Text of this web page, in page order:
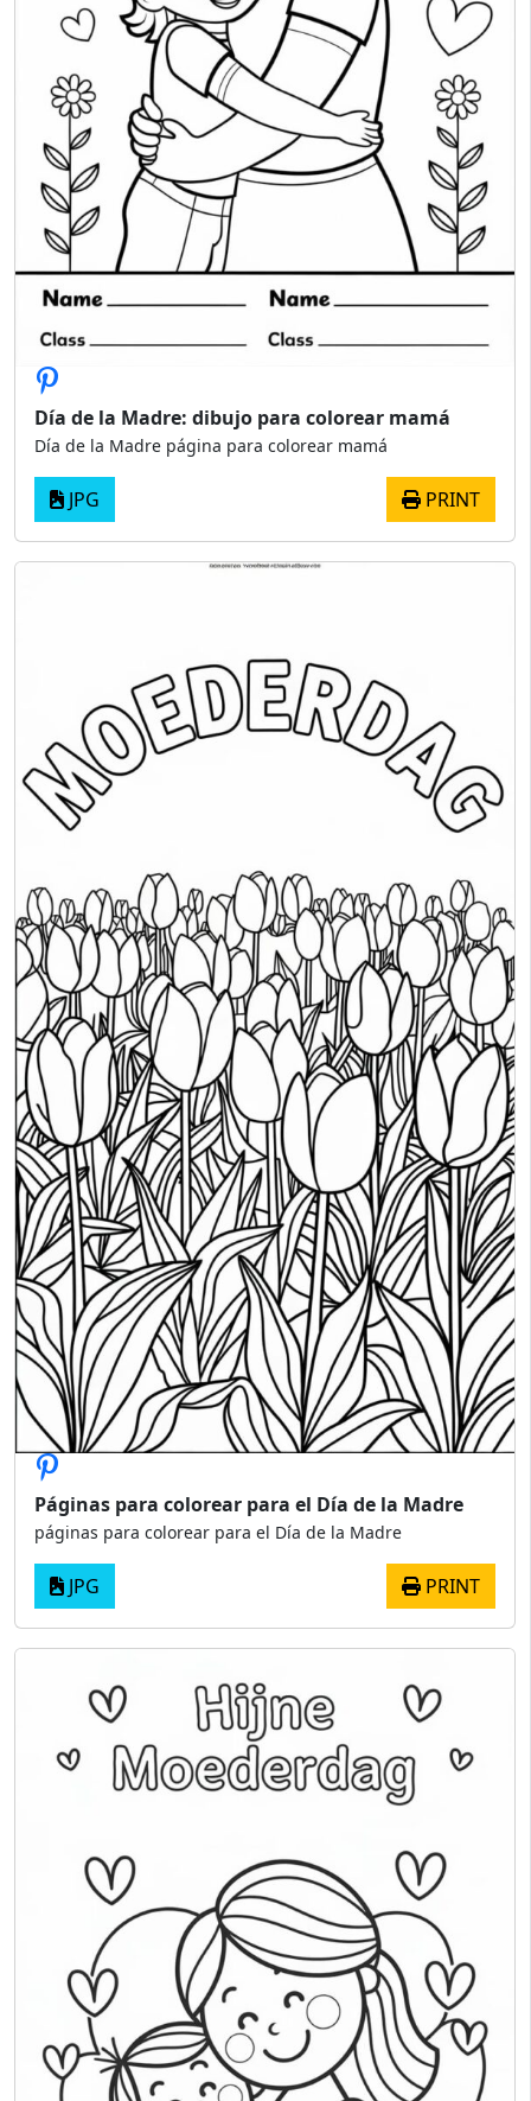
Día de la Madre: dibujo para colorear mamá
Día de la Madre página para colorear mamá
JPG PRINT
Páginas para colorear para el Día de la Madre
páginas para colorear para el Día de la Madre
JPG PRINT